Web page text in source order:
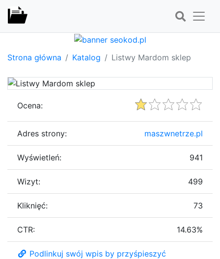
Strona główna Katalog Listwy Mardom sklep
Ocena:
Adres strony: maszwnetrze.pl
Wyświetleń: 941
Wizyt: 499
Kliknięć: 73
CTR: 14.63%
Podlinkuj swój wpis by przyśpieszyć